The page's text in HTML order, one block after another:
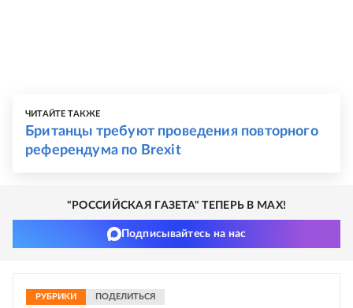
ЧИТАЙТЕ ТАКЖЕ
Британцы требуют проведения повторного
референдума по Brexit
"РОССИЙСКАЯ ГАЗЕТА" ТЕПЕРЬ В MAX!
Подписывайтесь на нас
РУБРИКИ ПОДЕЛИТЬСЯ